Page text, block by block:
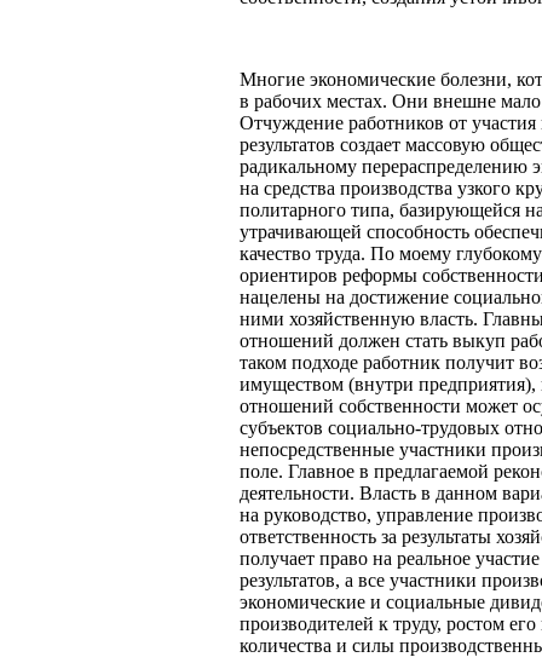
Многие экономические болезни,
в рабочих местах. Они внешне
Отчуждение работников от
результатов создает массовую
радикальному перераспределению
на средства производства узкого
политарного типа, базирующейся
утрачивающей способность
качество труда. По моему
ориентиров реформы
нацелены на достижение
ними хозяйственную власть.
отношений должен стать выкуп
таком подходе работник получит
имуществом (внутри предприятия),
отношений собственности может
субъектов социально-трудовых
непосредственные участники
поле. Главное в предлагаемой
деятельности. Власть в данном
на руководство, управление
ответственность за результаты
получает право на реальное
результатов, а все участники
экономические и социальные
производителей к труду, ростом
количества и силы